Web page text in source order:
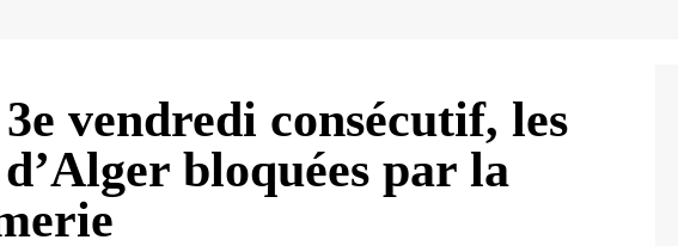
vendredi consécutif, les
bloquées par la